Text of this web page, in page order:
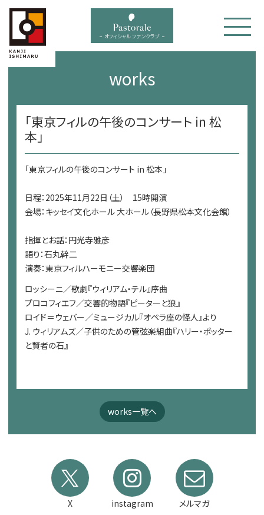
menu オフィシャル ファンクラブ
works
「東京フィルの午後のコンサート in 松
本」
「東京フィルの午後のコンサート in 松本」
日程：2025年11月22日（土） 15時開演
会場：キッセイ文化ホール 大ホール（長野県松本文化会館）
指揮とお話：円光寺雅彦
語り：石丸幹二
演奏：東京フィルハーモニー交響楽団
ロッシーニ／歌劇『ウィリアム・テル』序曲
プロコフィエフ／交響的物語『ピーターと狼』
ロイド＝ウェバー／ミュージカル『オペラ座の怪人』より
J. ウィリアムズ／子供のための管弦楽組曲『ハリー・ポッター
と賢者の石』
works一覧へ
X instagram メルマガ